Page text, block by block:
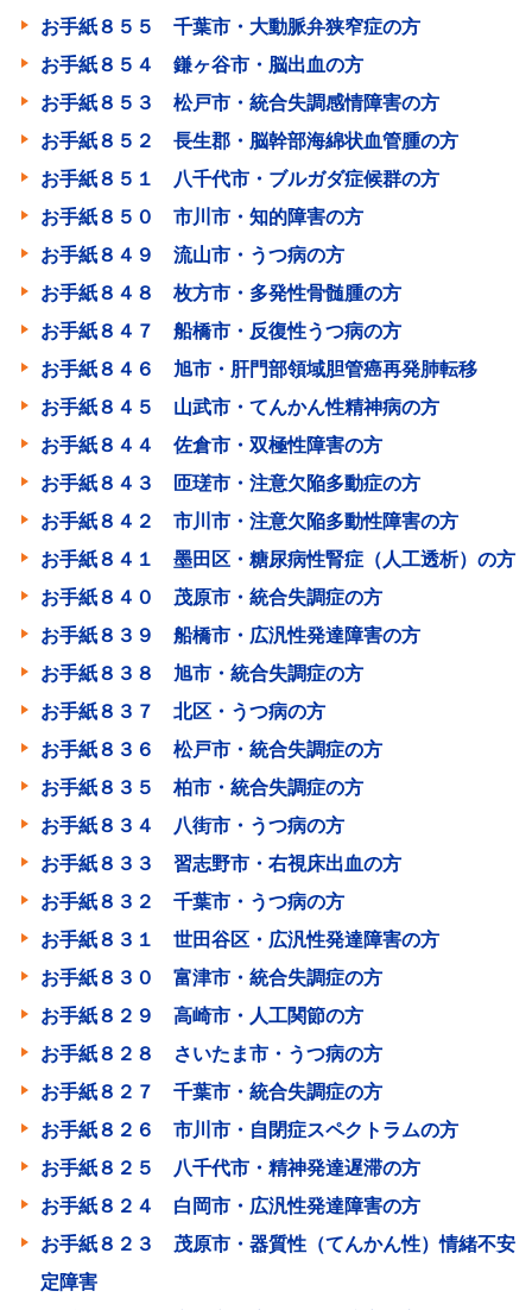
お手紙８５５ 千葉市・大動脈弁狭窄症の方
お手紙８５４ 鎌ヶ谷市・脳出血の方
お手紙８５３ 松戸市・統合失調感情障害の方
お手紙８５２ 長生郡・脳幹部海綿状血管腫の方
お手紙８５１ 八千代市・ブルガダ症候群の方
お手紙８５０ 市川市・知的障害の方
お手紙８４９ 流山市・うつ病の方
お手紙８４８ 枚方市・多発性骨髄腫の方
お手紙８４７ 船橋市・反復性うつ病の方
お手紙８４６ 旭市・肝門部領域胆管癌再発肺転移
お手紙８４５ 山武市・てんかん性精神病の方
お手紙８４４ 佐倉市・双極性障害の方
お手紙８４３ 匝瑳市・注意欠陥多動症の方
お手紙８４２ 市川市・注意欠陥多動性障害の方
お手紙８４１ 墨田区・糖尿病性腎症（人工透析）の方
お手紙８４０ 茂原市・統合失調症の方
お手紙８３９ 船橋市・広汎性発達障害の方
お手紙８３８ 旭市・統合失調症の方
お手紙８３７ 北区・うつ病の方
お手紙８３６ 松戸市・統合失調症の方
お手紙８３５ 柏市・統合失調症の方
お手紙８３４ 八街市・うつ病の方
お手紙８３３ 習志野市・右視床出血の方
お手紙８３２ 千葉市・うつ病の方
お手紙８３１ 世田谷区・広汎性発達障害の方
お手紙８３０ 富津市・統合失調症の方
お手紙８２９ 高崎市・人工関節の方
お手紙８２８ さいたま市・うつ病の方
お手紙８２７ 千葉市・統合失調症の方
お手紙８２６ 市川市・自閉症スペクトラムの方
お手紙８２５ 八千代市・精神発達遅滞の方
お手紙８２４ 白岡市・広汎性発達障害の方
お手紙８２３ 茂原市・器質性（てんかん性）情緒不安
定障害